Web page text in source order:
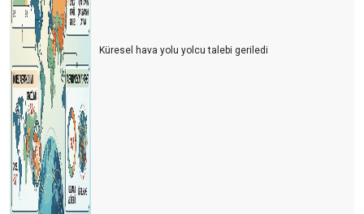
Küresel hava yolu yolcu talebi geriledi